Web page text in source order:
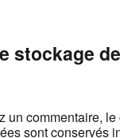
stockage
un commentaire,
sont conservés